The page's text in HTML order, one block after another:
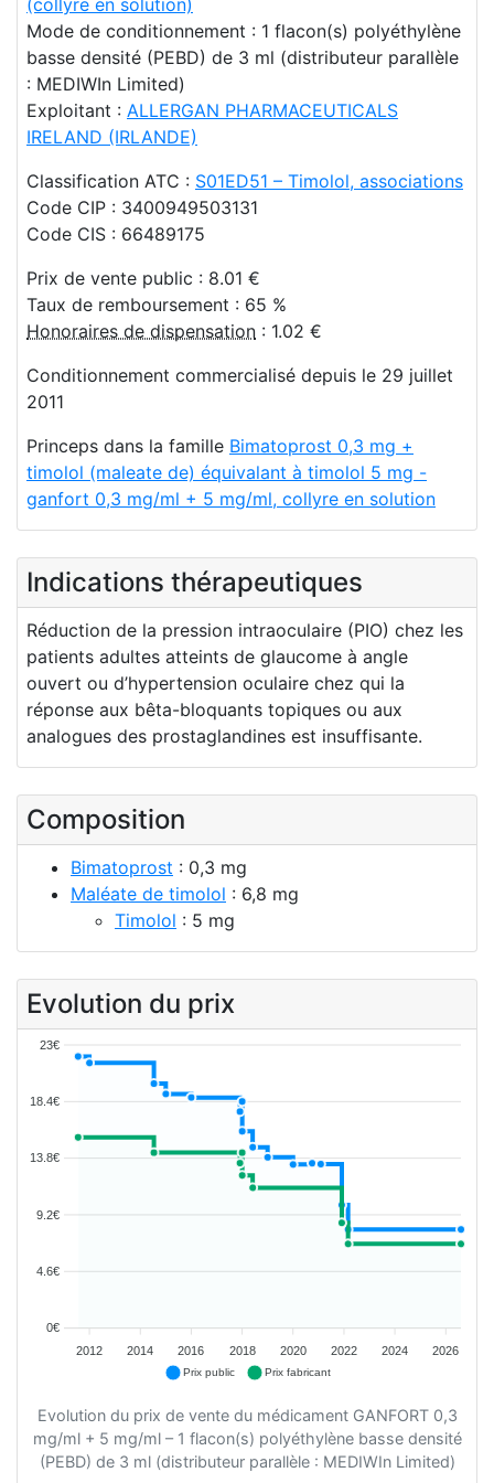
Mode de conditionnement : 1 flacon(s) polyéthylène
basse densité (PEBD) de 3 ml (distributeur parallèle
: MEDIWIn Limited)
Exploitant : ALLERGAN PHARMACEUTICALS
IRELAND (IRLANDE)
Classification ATC : S01ED51 – Timolol, associations
Code CIP : 3400949503131
Code CIS : 66489175
Prix de vente public : 8.01 €
Taux de remboursement : 65 %
Honoraires de dispensation : 1.02 €
Conditionnement commercialisé depuis le 29 juillet
2011
Princeps dans la famille Bimatoprost 0,3 mg +
timolol (maleate de) équivalant à timolol 5 mg -
ganfort 0,3 mg/ml + 5 mg/ml, collyre en solution
Indications thérapeutiques
Réduction de la pression intraoculaire (PIO) chez les
patients adultes atteints de glaucome à angle
ouvert ou d’hypertension oculaire chez qui la
réponse aux bêta-bloquants topiques ou aux
analogues des prostaglandines est insuffisante.
Composition
Bimatoprost : 0,3 mg
Maléate de timolol : 6,8 mg
Timolol : 5 mg
Evolution du prix
23€
18.4€
13.8€
9.2€
4.6€
0€
2012
2014 2016 2018 2020 2022 2024 2026
Prix public Prix fabricant
Evolution du prix de vente du médicament GANFORT 0,3
mg/ml + 5 mg/ml – 1 flacon(s) polyéthylène basse densité
(PEBD) de 3 ml (distributeur parallèle : MEDIWIn Limited)